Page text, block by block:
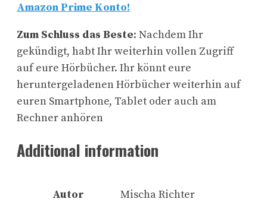
Amazon Prime Konto!
Zum Schluss das Beste: Nachdem Ihr
gekündigt, habt Ihr weiterhin vollen Zugriff
auf eure Hörbücher. Ihr könnt eure
heruntergeladenen Hörbücher weiterhin auf
euren Smartphone, Tablet oder auch am
Rechner anhören
Additional information
Autor Mischa Richter